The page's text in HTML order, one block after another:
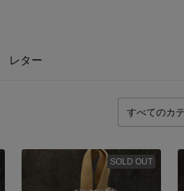
レター
SOLD OUT